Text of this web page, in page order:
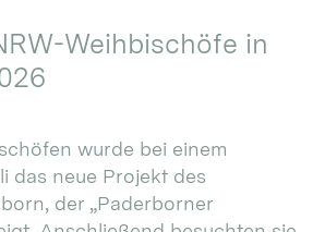
Weihbischöfe in
wurde bei einem
das neue Projekt des
der „Paderborner